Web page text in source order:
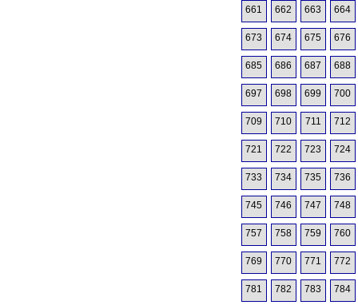
661 662 663 664
673 674 675 676
685 686 687 688
697 698 699 700
709 710 711 712
721 722 723 724
733 734 735 736
745 746 747 748
757 758 759 760
769 770 771 772
781 782 783 784